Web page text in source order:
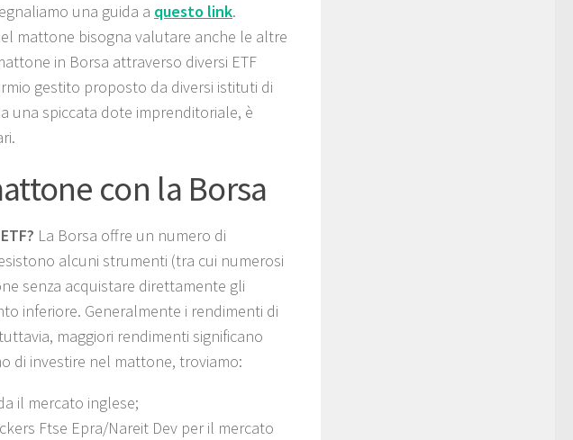
una guida a questo link.
mattone bisogna valutare anche le altre
in Borsa attraverso diversi ETF
gestito proposto da diversi istituti di
una spiccata dote imprenditoriale, è
con la Borsa
La Borsa offre un numero di
alcuni strumenti (tra cui numerosi
senza acquistare direttamente gli
inferiore. Generalmente i rendimenti di
maggiori rendimenti significano
di investire nel mattone, troviamo:
il mercato inglese;
Ftse Epra/Nareit Dev per il mercato